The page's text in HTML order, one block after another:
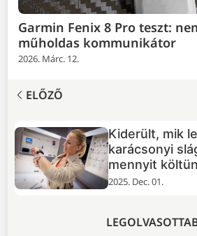
Garmin Fenix 8 Pro teszt:
műholdas kommunikátor
2026. Márc. 12.
ELŐZŐ
mik lesznek az idei
slágerterméke és
költünk rájuk
01.